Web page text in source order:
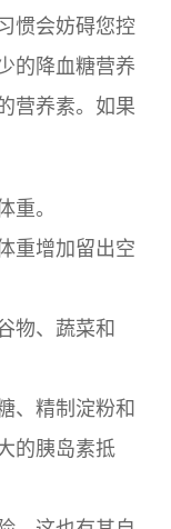
惯会妨碍您控
的降血糖营养
营养素。如果
重。
重增加留出空
物、蔬菜和
、精制淀粉和
的胰岛素抵